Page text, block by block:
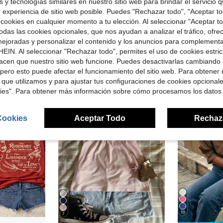
de leopardo, camiseta de profesora con letras universitarias y estampado animal, regalo de graduación
Ahorro de $4.45
Local -54% Camiseta de profesora para mujer - Top negro de cuello redondo, suave y transpirable con estampado de lápiz amarillo
$3.73
700+ vendidos
-11% Rovax Camiseta de mujer
¡Casi
$5.49 1.5k+
7 10
de sitio web posible. Puedes "Rechazar todo", "Aceptar
en cualquier momento a tu elección. Al seleccionar "Aceptar
las cookies opcionales, que nos ayudan a analizar el tráfico,
y personalizar el contenido y los anuncios para
Al seleccionar "Rechazar todo", permites el uso de cookies
que nuestro sitio web funcione. Puedes desactivarlas cambiando
esto puede afectar el funcionamiento del sitio web. Para obtener
utilizamos y para ajustar tus configuraciones de cookies
Para obtener más información sobre cómo procesamos los datos
Aceptar Todo